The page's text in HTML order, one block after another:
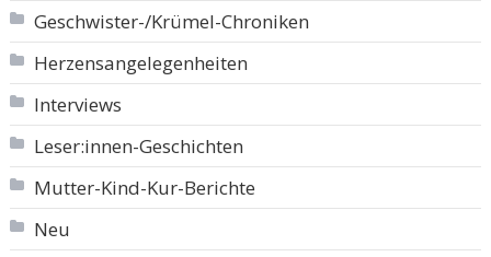
Geschwister-/Krümel-Chroniken
Herzensangelegenheiten
Interviews
Leser:innen-Geschichten
Mutter-Kind-Kur-Berichte
Neu